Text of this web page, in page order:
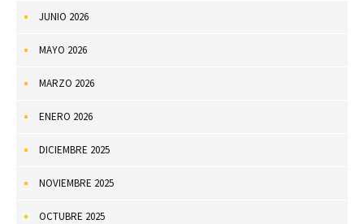
JUNIO 2026
MAYO 2026
MARZO 2026
ENERO 2026
DICIEMBRE 2025
NOVIEMBRE 2025
OCTUBRE 2025